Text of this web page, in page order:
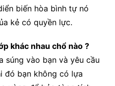
biến hòa bình tự nó
kẻ có quyền lực.
khác nhau chổ nào ?
súng vào bạn và yêu cầu
đó bạn không có lựa